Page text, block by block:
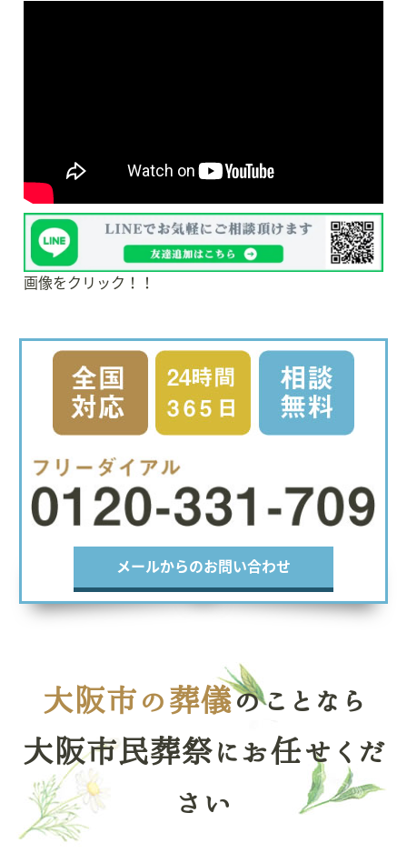
画像をクリック！！
メールからのお問い合わせ
大阪市の葬儀のことなら
大阪市民葬祭にお任せくだ
さい